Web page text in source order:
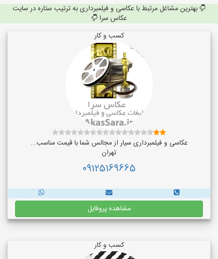
بهترین مشاغل مرتبط با عکاسی و فیلمبرداری به ترتیب ستاره در سایت
عکاس سرا
کسب و کار
عکاسی و فیلمبرداری سیار از مجالس شما با قیمت مناسب...
تهران
09125169665
مشاهده پروفایل
کسب و کار